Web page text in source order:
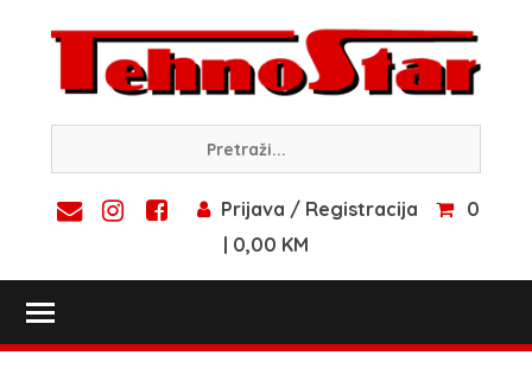
content
Prijava / Registracija
0
| 0,00 KM